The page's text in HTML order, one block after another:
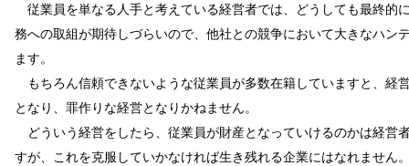
従業員を単なる人手と考えている経営者では、どうしても最終的
務への取組が期待しづらいので、他社との競争において大きなハン
ます。
もちろん信頼できないような従業員が多数在籍していますと、経
となり、罪作りな経営となりかねません。
どういう経営をしたら、従業員が財産となっていけるのかは経営
すが、これを克服していかなければ生き残れる企業にはなれません